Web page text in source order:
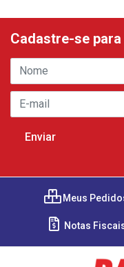
Cadastre-se
Meus
Notas